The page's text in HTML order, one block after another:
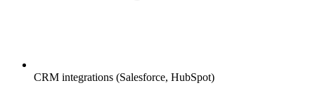
CRM integrations (Salesforce, HubSpot)